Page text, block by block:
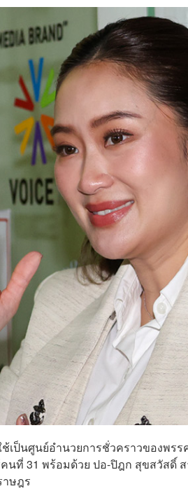
เป็นศูนย์อำนวยการชั่วคราวของพร
ที่ 31 พร้อมด้วย ปอ-ปิฎก สุขสวัสดิ์
ษฎร